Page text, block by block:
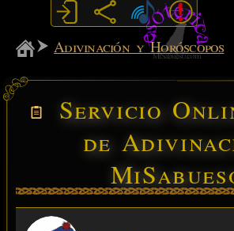
MiSabueso
Adivinación y Horóscopos
Servicio
de